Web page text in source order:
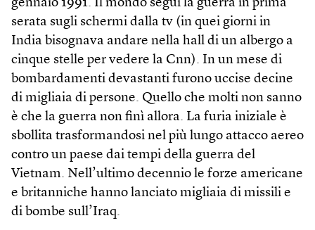
gennaio 1991. Il mondo seguì la guerra in prima
serata sugli schermi dalla tv (in quei giorni in
India bisognava andare nella hall di un albergo a
cinque stelle per vedere la Cnn). In un mese di
bombardamenti devastanti furono uccise decine
di migliaia di persone. Quello che molti non sanno
è che la guerra non finì allora. La furia iniziale è
sbollita trasformandosi nel più lungo attacco aereo
contro un paese dai tempi della guerra del
Vietnam. Nell’ultimo decennio le forze americane
e britanniche hanno lanciato migliaia di missili e
di bombe sull’Iraq.